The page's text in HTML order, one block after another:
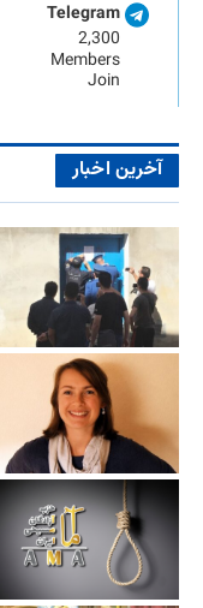
Telegram
2,300
Members
Join
آخرین اخبار